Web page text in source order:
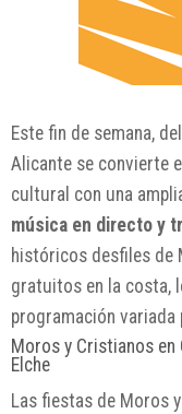
Este fin de semana,
Alicante se convierte
cultural con una
música en directo y
históricos desfiles de
gratuitos en la costa,
programación
Moros y Cristianos en
Elche
Las fiestas de Moros